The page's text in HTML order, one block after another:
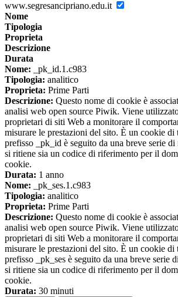
www.segresancipriano.edu.it
Nome
Tipologia
Proprieta
Descrizione
Durata
Nome: _pk_id.1.c983
Tipologia: analitico
Proprieta: Prime Parti
Descrizione: Questo nome di cookie è
analisi web open source Piwik. Viene
proprietari di siti Web a monitorare il
misurare le prestazioni del sito. È un cookie
prefisso _pk_id è seguito da una breve serie di
si ritiene sia un codice di riferimento per il
cookie.
Durata: 1 anno
Nome: _pk_ses.1.c983
Tipologia: analitico
Proprieta: Prime Parti
Descrizione: Questo nome di cookie è
analisi web open source Piwik. Viene
proprietari di siti Web a monitorare il
misurare le prestazioni del sito. È un cookie
prefisso _pk_ses è seguito da una breve serie
si ritiene sia un codice di riferimento per il
cookie.
Durata: 30 minuti